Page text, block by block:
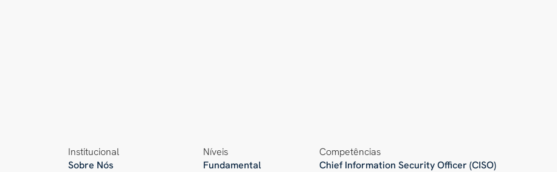
Institucional
Sobre Nós
Níveis
Fundamental
Competências
Chief Information Security Officer (CISO)